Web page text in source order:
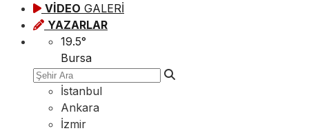
VİDEO GALERİ
YAZARLAR
19.5°
Bursa
İstanbul
Ankara
İzmir